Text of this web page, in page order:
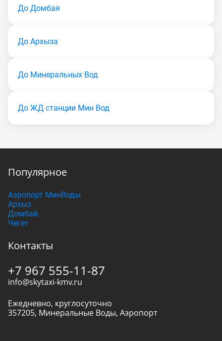
До Домбая
До Архыза
До Минеральных Вод
До ЖД станции Мин Вод
Популярное
Аэропорт МинВоды
Архыз
Домбай
Чегет
Контакты
+7 967 555-11-87
info@skytaxi-kmv.ru
Ежедневно, круглосуточно
357205, Минеральные Воды, Аэропорт